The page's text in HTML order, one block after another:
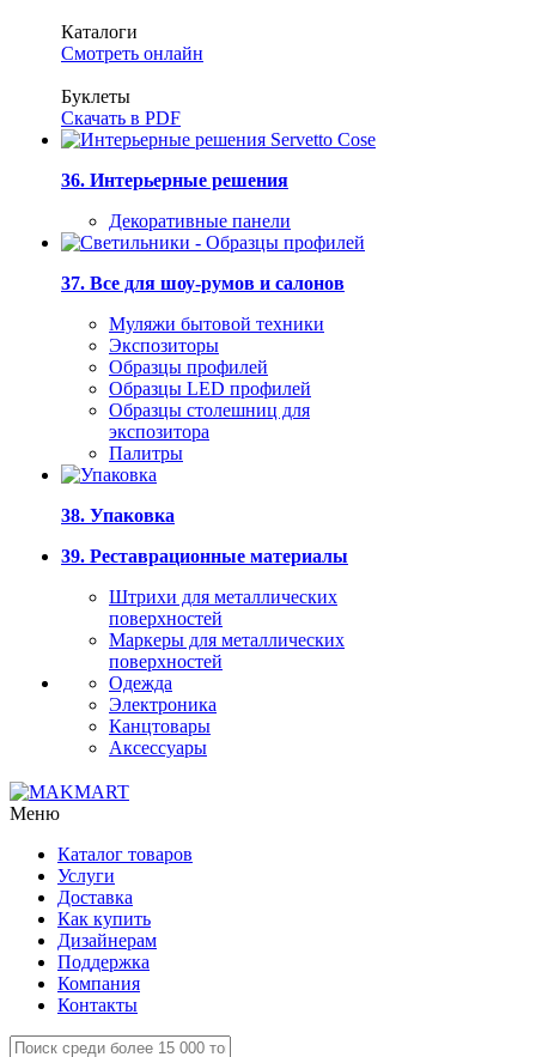
Каталоги
Смотреть онлайн
Буклеты
Скачать в PDF
36. Интерьерные решения
Декоративные панели
37. Все для шоу-румов и салонов
Муляжи бытовой техники
Экспозиторы
Образцы профилей
Образцы LED профилей
Образцы столешниц для
экспозитора
Палитры
38. Упаковка
39. Реставрационные материалы
Штрихи для металлических
поверхностей
Маркеры для металлических
поверхностей
Одежда
Электроника
Канцтовары
Аксессуары
Меню
Каталог товаров
Услуги
Доставка
Как купить
Дизайнерам
Поддержка
Компания
Контакты